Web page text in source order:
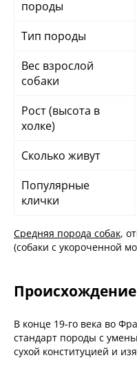
породы
Тип породы
Вес взрослой
собаки
Рост (высота в
холке)
Сколько живут
Популярные
клички
Средняя порода собак,
(собаки с укороченной
Происхождение
В конце 19-го века во
стандарт породы с
сухой конституцией и